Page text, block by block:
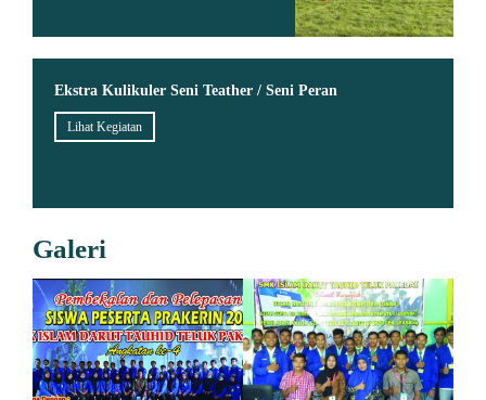
Ekstra Kulikuler Seni Teather / Seni Peran
Lihat Kegiatan
Galeri